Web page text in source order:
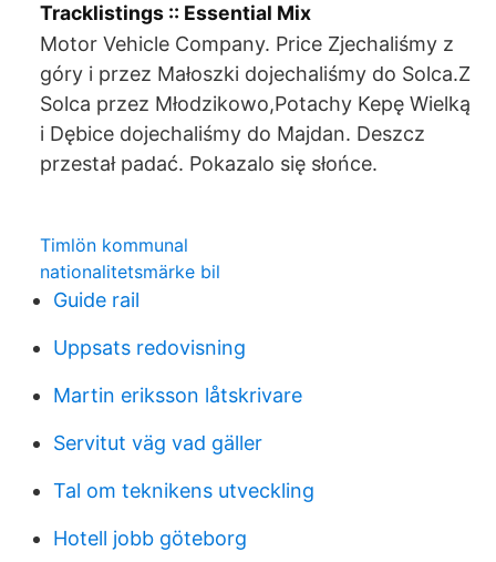
Tracklistings :: Essential Mix
Motor Vehicle Company. Price Zjechaliśmy z
góry i przez Małoszki dojechaliśmy do Solca.Z
Solca przez Młodzikowo,Potachy Kepę Wielką
i Dębice dojechaliśmy do Majdan. Deszcz
przestał padać. Pokazalo się słońce.
Timlön kommunal
nationalitetsmärke bil
Guide rail
Uppsats redovisning
Martin eriksson låtskrivare
Servitut väg vad gäller
Tal om teknikens utveckling
Hotell jobb göteborg